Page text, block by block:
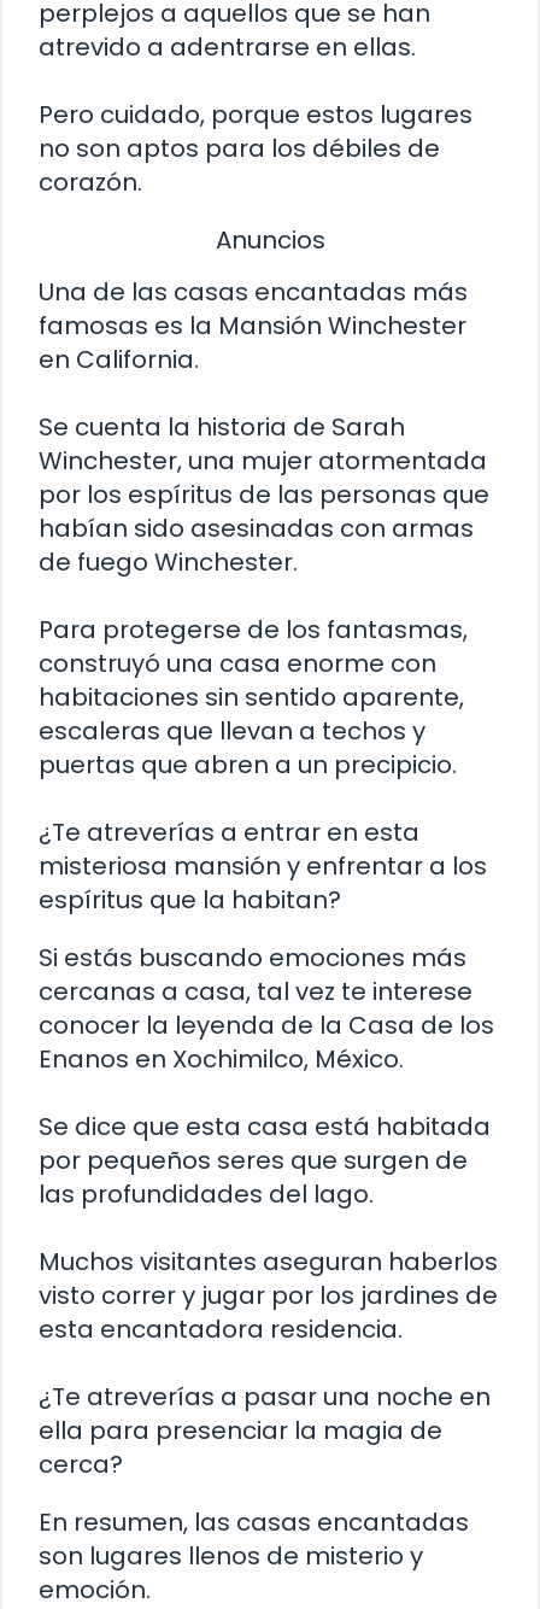
perplejos a aquellos que se han
atrevido a adentrarse en ellas.
Pero cuidado, porque estos lugares
no son aptos para los débiles de
corazón.
Anuncios
Una de las casas encantadas más
famosas es la Mansión Winchester
en California.
Se cuenta la historia de Sarah
Winchester, una mujer atormentada
por los espíritus de las personas que
habían sido asesinadas con armas
de fuego Winchester.
Para protegerse de los fantasmas,
construyó una casa enorme con
habitaciones sin sentido aparente,
escaleras que llevan a techos y
puertas que abren a un precipicio.
¿Te atreverías a entrar en esta
misteriosa mansión y enfrentar a los
espíritus que la habitan?
Si estás buscando emociones más
cercanas a casa, tal vez te interese
conocer la leyenda de la Casa de los
Enanos en Xochimilco, México.
Se dice que esta casa está habitada
por pequeños seres que surgen de
las profundidades del lago.
Muchos visitantes aseguran haberlos
visto correr y jugar por los jardines de
esta encantadora residencia.
¿Te atreverías a pasar una noche en
ella para presenciar la magia de
cerca?
En resumen, las casas encantadas
son lugares llenos de misterio y
emoción.